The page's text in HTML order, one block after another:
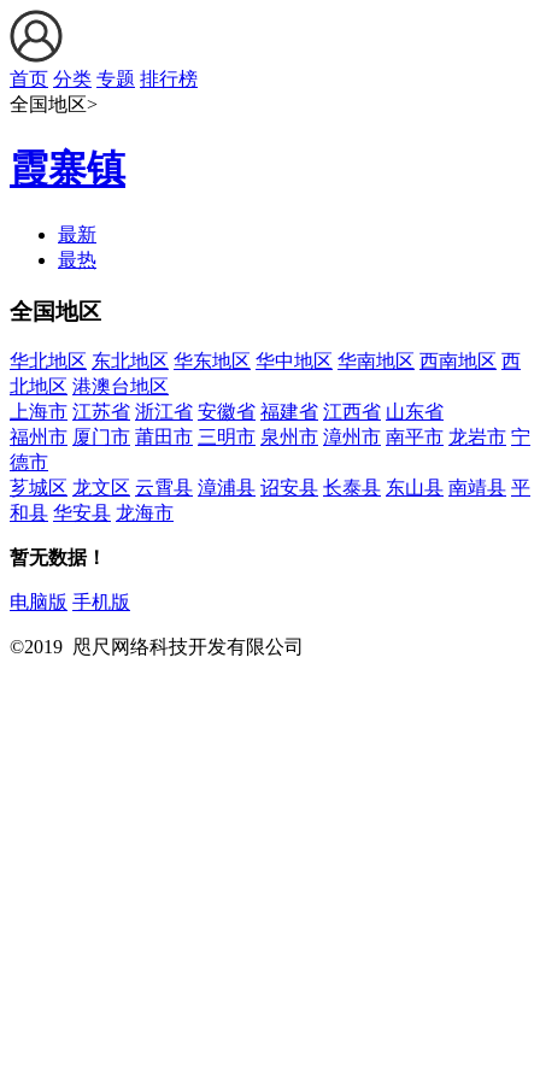
首页 分类 专题 排行榜
全国地区>
霞寨镇
最新
最热
全国地区
华北地区 东北地区 华东地区 华中地区 华南地区 西南地区 西
北地区 港澳台地区
上海市 江苏省 浙江省 安徽省 福建省 江西省 山东省
福州市 厦门市 莆田市 三明市 泉州市 漳州市 南平市 龙岩市 宁
德市
芗城区 龙文区 云霄县 漳浦县 诏安县 长泰县 东山县 南靖县 平
和县 华安县 龙海市
暂无数据！
电脑版 手机版
©2019 咫尺网络科技开发有限公司